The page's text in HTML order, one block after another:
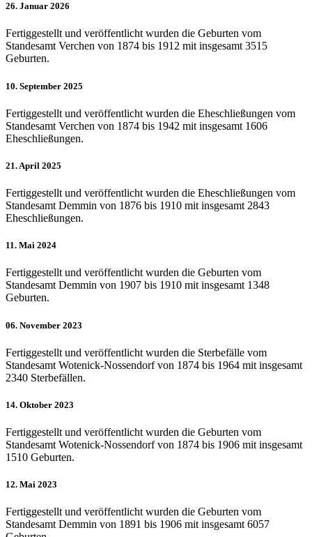
26. Januar 2026
Fertiggestellt und veröffentlicht wurden die Geburten vom
Standesamt Verchen von 1874 bis 1912 mit insgesamt 3515
Geburten.
10. September 2025
Fertiggestellt und veröffentlicht wurden die Eheschließungen vom
Standesamt Verchen von 1874 bis 1942 mit insgesamt 1606
Eheschließungen.
21. April 2025
Fertiggestellt und veröffentlicht wurden die Eheschließungen vom
Standesamt Demmin von 1876 bis 1910 mit insgesamt 2843
Eheschließungen.
11. Mai 2024
Fertiggestellt und veröffentlicht wurden die Geburten vom
Standesamt Demmin von 1907 bis 1910 mit insgesamt 1348
Geburten.
06. November 2023
Fertiggestellt und veröffentlicht wurden die Sterbefälle vom
Standesamt Wotenick-Nossendorf von 1874 bis 1964 mit insgesamt
2340 Sterbefällen.
14. Oktober 2023
Fertiggestellt und veröffentlicht wurden die Geburten vom
Standesamt Wotenick-Nossendorf von 1874 bis 1906 mit insgesamt
1510 Geburten.
12. Mai 2023
Fertiggestellt und veröffentlicht wurden die Geburten vom
Standesamt Demmin von 1891 bis 1906 mit insgesamt 6057